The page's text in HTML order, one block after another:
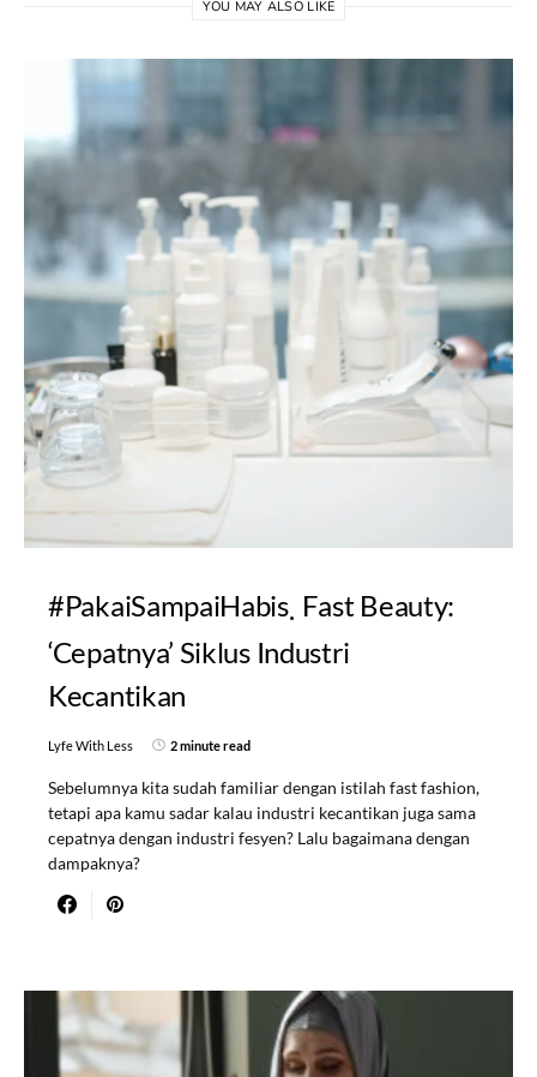
YOU MAY ALSO LIKE
#PakaiSampaiHabis Fast Beauty:
‘Cepatnya’ Siklus Industri
Kecantikan
Lyfe With Less 2 minute read
Sebelumnya kita sudah familiar dengan istilah fast fashion,
tetapi apa kamu sadar kalau industri kecantikan juga sama
cepatnya dengan industri fesyen? Lalu bagaimana dengan
dampaknya?